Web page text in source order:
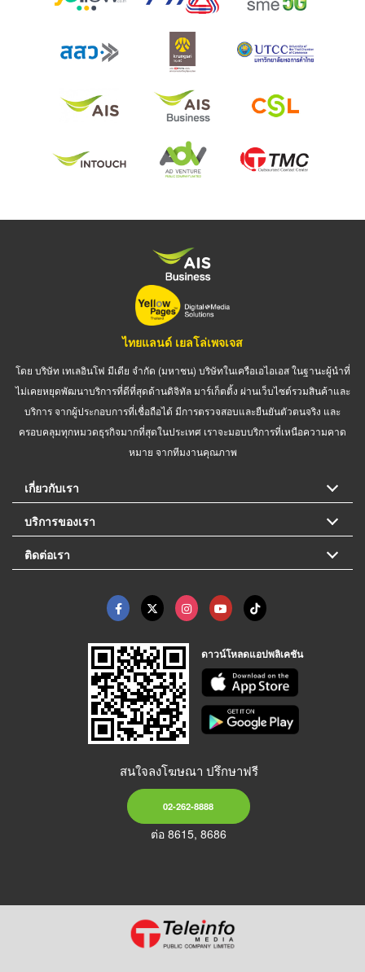
ไทยแลนด์ เยลโล่เพจเจส
โดย บริษัท เทเลอินโฟ มีเดีย จำกัด (มหาชน) บริษัทในเครือเอไอเอส ในฐานะผู้นำที่
ไม่เคยหยุดพัฒนาบริการที่ดีที่สุดด้านดิจิทัล มาร์เก็ตติ้ง ผ่านเว็บไซต์รวมสินค้าและ
บริการ จากผู้ประกอบการที่เชื่อถือได้ มีการตรวจสอบและยืนยันตัวตนจริง และ
ครอบคลุมทุกหมวดธุรกิจมากที่สุดในประเทศ เราจะมอบบริการที่เหนือความคาด
หมาย จากทีมงานคุณภาพ
เกี่ยวกับเรา
บริการของเรา
ติดต่อเรา
ดาวน์โหลดแอปพลิเคชัน
สนใจลงโฆษณา ปรึกษาฟรี
02-262-8888
ต่อ 8615, 8686